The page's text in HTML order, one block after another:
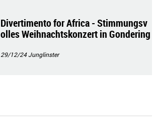
Divertimento for Africa - Stimmungsv
olles Weihnachtskonzert in Gondering
29/12/24Junglinster